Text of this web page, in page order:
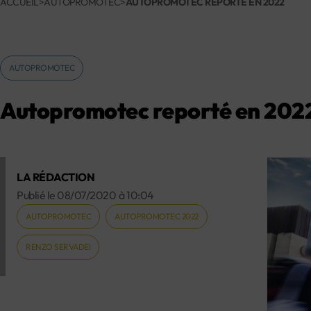
AUTOPROMOTEC
Autopromotec reporté en
LA RÉDACTION
Publié le 08/07/2020 à 10:04
AUTOPROMOTEC AUTOPROMOTEC 2022
RENZO SERVADEI